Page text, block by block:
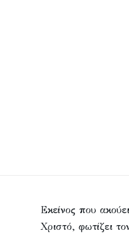
Εκείνος που
Χριστό, φωτίζει